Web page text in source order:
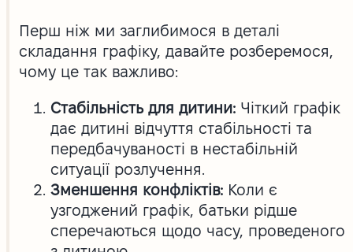
Перш ніж ми заглибимося в деталі
складання графіку, давайте розберемося,
чому це так важливо:
Стабільність для дитини:Чіткий графік
дає дитині відчуття стабільності та
передбачуваності в нестабільній
ситуації розлучення.
Зменшення конфліктів:Коли є
узгоджений графік, батьки рідше
сперечаються щодо часу, проведеного